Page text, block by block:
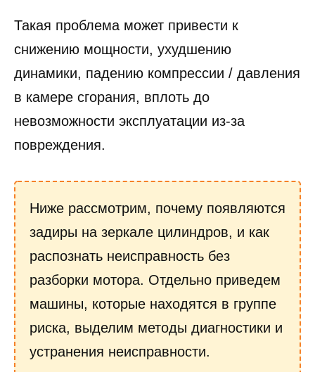
Такая проблема может привести к
снижению мощности, ухудшению
динамики, падению компрессии / давления
в камере сгорания, вплоть до
невозможности эксплуатации из-за
повреждения.
Ниже рассмотрим, почему появляются
задиры на зеркале цилиндров, и как
распознать неисправность без
разборки мотора. Отдельно приведем
машины, которые находятся в группе
риска, выделим методы диагностики и
устранения неисправности.